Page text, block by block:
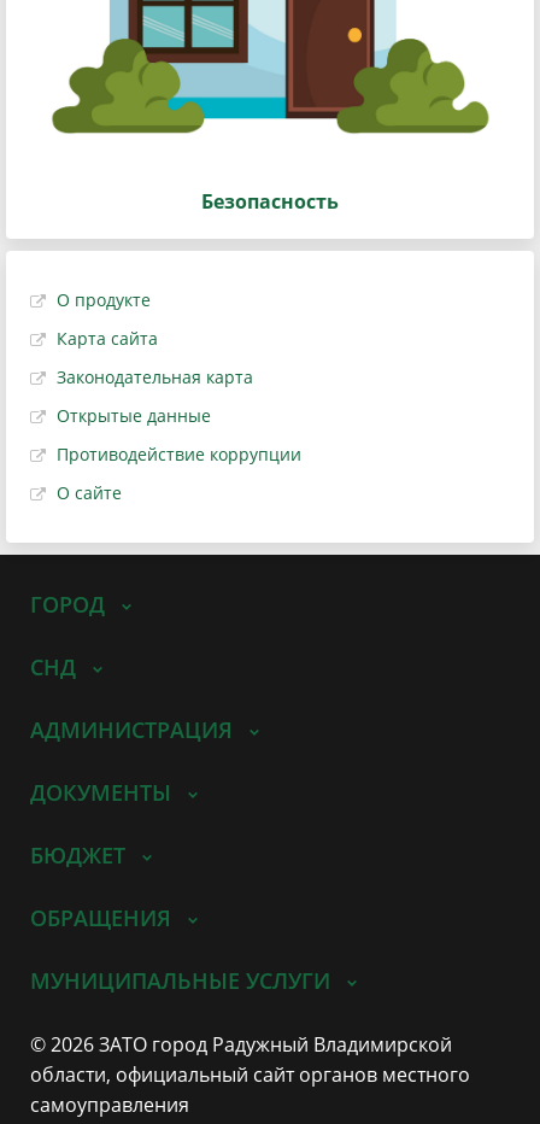
Безопасность
О продукте
Карта сайта
Законодательная карта
Открытые данные
Противодействие коррупции
О сайте
ГОРОД
СНД
АДМИНИСТРАЦИЯ
ДОКУМЕНТЫ
БЮДЖЕТ
ОБРАЩЕНИЯ
МУНИЦИПАЛЬНЫЕ УСЛУГИ
© 2026 ЗАТО город Радужный Владимирской
области, официальный сайт органов местного
самоуправления